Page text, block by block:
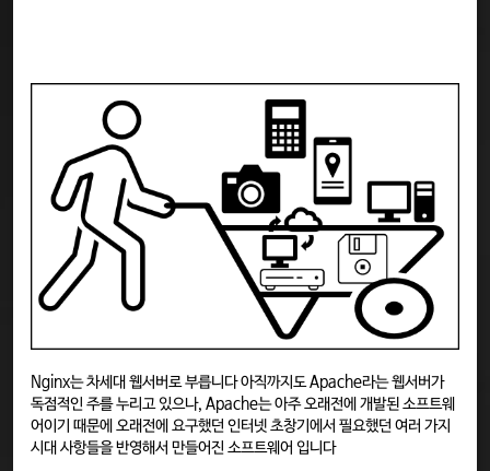
Nginx는 차세대 웹서버로 부릅니다 아직까지도 Apache라는 웹서버가
독점적인 주를 누리고 있으나, Apache는 아주 오래전에 개발된 소프트웨
어이기 때문에 오래전에 요구했던 인터넷 초창기에서 필요했던 여러 가지
시대 사항들을 반영해서 만들어진 소프트웨어 입니다